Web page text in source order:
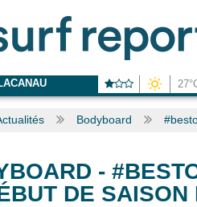
Bodyboard
-
DE